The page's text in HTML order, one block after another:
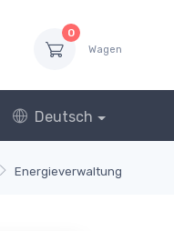
0
Wagen
Deutsch
Energieverwaltung